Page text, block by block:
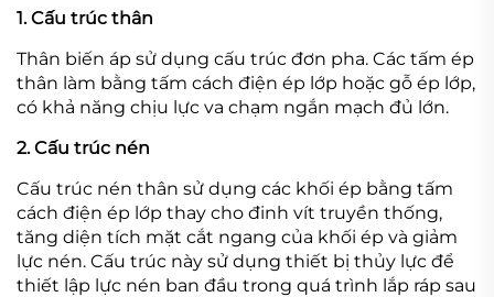
1. Cấu trúc thân
Thân biến áp sử dụng cấu trúc đơn pha. Các tấm ép
thân làm bằng tấm cách điện ép lớp hoặc gỗ ép lớp,
có khả năng chịu lực va chạm ngắn mạch đủ lớn.
2. Cấu trúc nén
Cấu trúc nén thân sử dụng các khối ép bằng tấm
cách điện ép lớp thay cho đinh vít truyền thống,
tăng diện tích mặt cắt ngang của khối ép và giảm
lực nén. Cấu trúc này sử dụng thiết bị thủy lực để
thiết lập lực nén ban đầu trong quá trình lắp ráp sau